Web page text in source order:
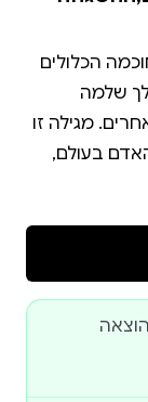
הכלולים
שלמה
מגילה זו
בעולם,